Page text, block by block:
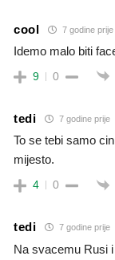
cool 7 godine prije
Idemo malo biti
9 0
tedi 7 godine prije
To se tebi samo
mijesto.
4 0
tedi 7 godine prije
Na svacemu Rusi